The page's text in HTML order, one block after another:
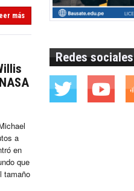
más
a
en
que
tamaño
Redes sociales